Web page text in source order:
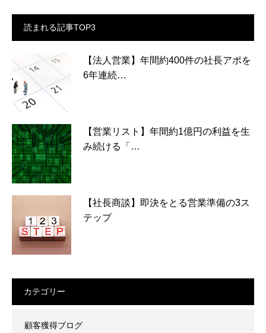
読まれる記事TOP3
【法人営業】年間約400件の社長アポを
6年連続…
【営業リスト】年間約1億円の利益を生
み続ける「…
【社長商談】即決をとる営業準備の3ス
テップ
カテゴリー
顧客獲得ブログ